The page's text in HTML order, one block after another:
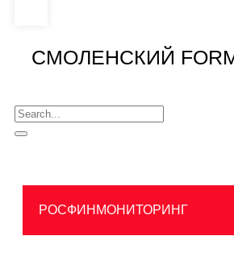
СМОЛЕНСКИЙ
РОСФИНМОНИТОРИНГ